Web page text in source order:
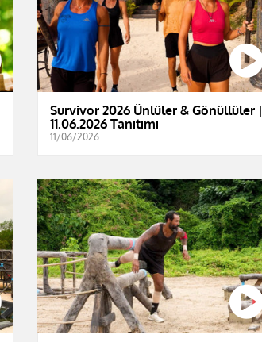
Survivor 2026 Ünlüler & Gönüllüler |
11.06.2026 Tanıtımı
11/06/2026